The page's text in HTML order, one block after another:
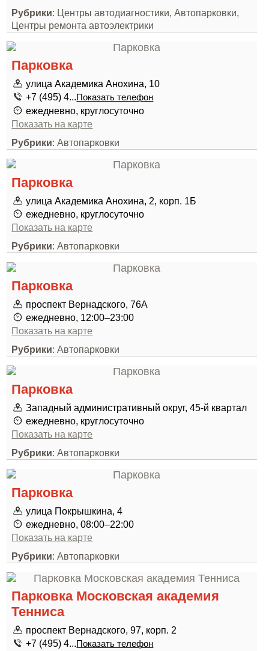
Рубрики: Центры автодиагностики, Автопарковки,
Центры ремонта автоэлектрики
Парковка
улица Академика Анохина, 10
+7 (495) 4...Показать телефон
ежедневно, круглосуточно
Показать на карте
Рубрики: Автопарковки
Парковка
улица Академика Анохина, 2, корп. 1Б
ежедневно, круглосуточно
Показать на карте
Рубрики: Автопарковки
Парковка
проспект Вернадского, 76А
ежедневно, 12:00–23:00
Показать на карте
Рубрики: Автопарковки
Парковка
Западный административный округ, 45-й квартал
ежедневно, круглосуточно
Показать на карте
Рубрики: Автопарковки
Парковка
улица Покрышкина, 4
ежедневно, 08:00–22:00
Показать на карте
Рубрики: Автопарковки
Парковка Московская академия
Тенниса
проспект Вернадского, 97, корп. 2
+7 (495) 4...Показать телефон